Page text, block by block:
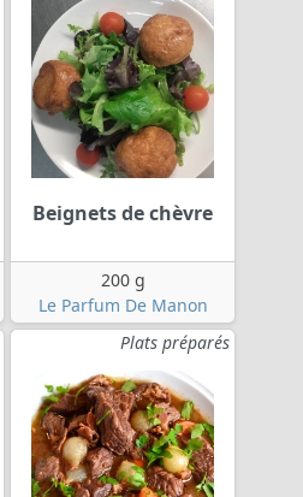
Beignets de chèvre
200 g
Le Parfum De Manon
Plats préparés